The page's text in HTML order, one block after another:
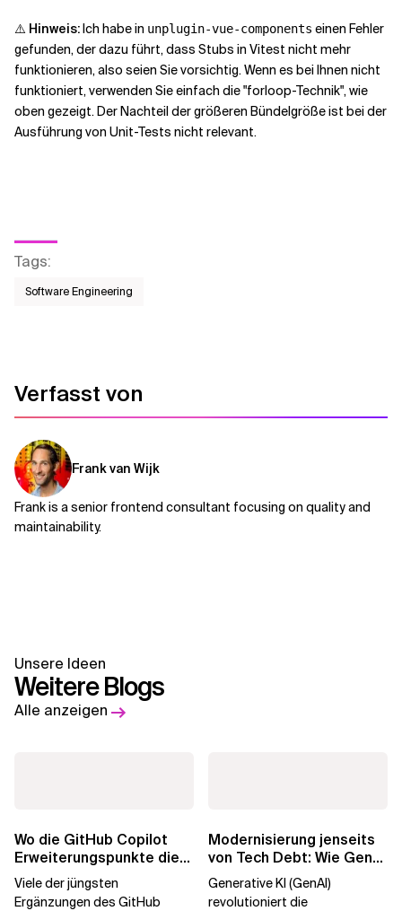
⚠️ Hinweis:Ich habe in unplugin-vue-components einen Fehler
gefunden, der dazu führt, dass Stubs in Vitest nicht mehr
funktionieren, also seien Sie vorsichtig. Wenn es bei Ihnen nicht
funktioniert, verwenden Sie einfach die "forloop-Technik", wie
oben gezeigt. Der Nachteil der größeren Bündelgröße ist bei der
Ausführung von Unit-Tests nicht relevant.
Tags:
Software Engineering
Verfasst von
Frank van Wijk
Frank is a senior frontend consultant focusing on quality and
maintainability.
Unsere Ideen
Weitere Blogs
Alle anzeigen
Wo die GitHub Copilot
Erweiterungspunkte die
Governance brechen
Viele der jüngsten
Ergänzungen des GitHub
Modernisierung jenseits
von Tech Debt: Wie GenAI
die
Generative KI (GenAI)
revolutioniert die